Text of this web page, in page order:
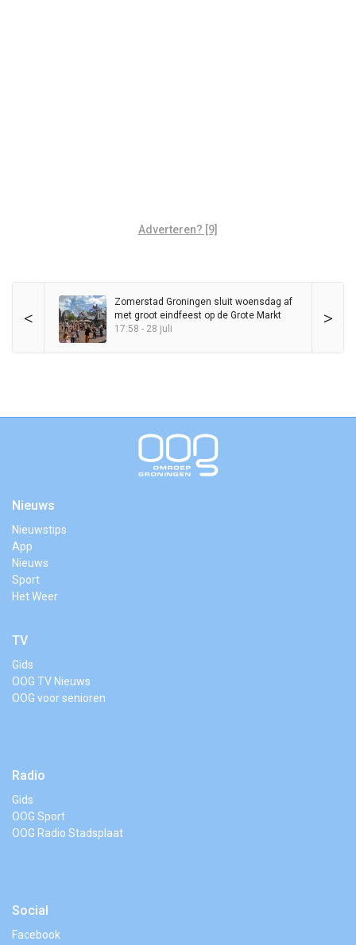
Adverteren? [9]
< >
Zomerstad Groningen sluit woensdag af
met groot eindfeest op de Grote Markt
17:58 - 28 juli
Nieuws
Nieuwstips
App
Nieuws
Sport
Het Weer
TV
Gids
OOG TV Nieuws
OOG voor senioren
Radio
Gids
OOG Sport
OOG Radio Stadsplaat
Social
Facebook